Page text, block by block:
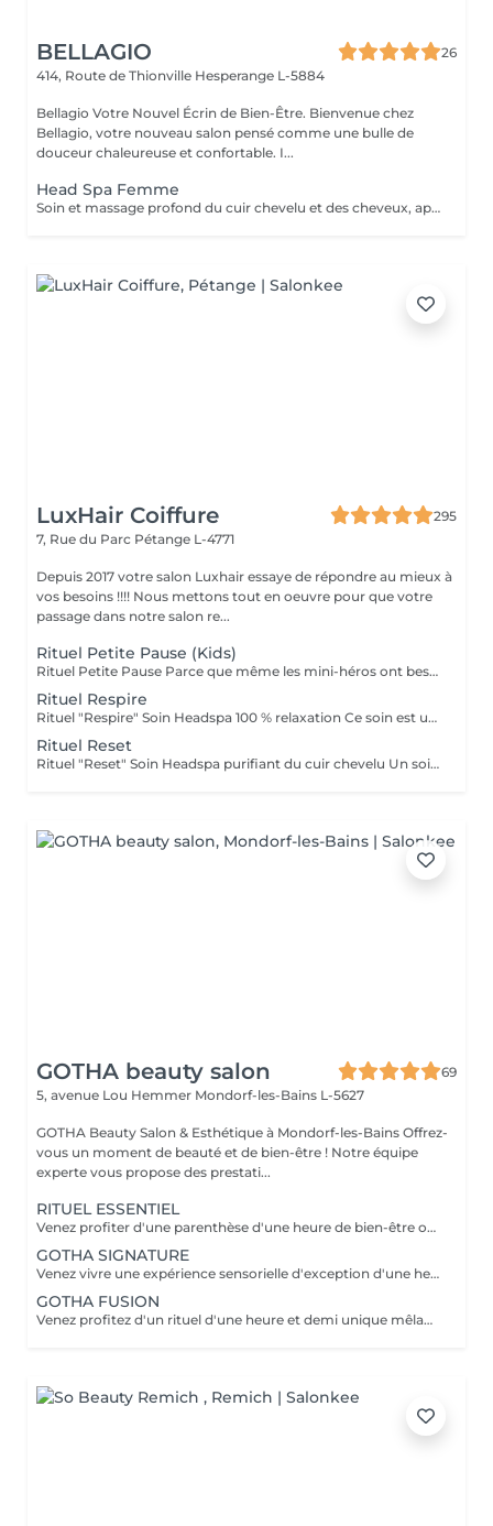
BELLAGIO
26
414, Route de Thionville Hesperange L-5884
Bellagio Votre Nouvel Écrin de Bien-Être. Bienvenue chez
Bellagio, votre nouveau salon pensé comme une bulle de
douceur chaleureuse et confortable. I...
Head Spa Femme
Soin et massage profond du cuir chevelu et des cheveux, après le soins un brushing ou séchage naturelle .
LuxHair Coiffure
295
7, Rue du Parc Pétange L-4771
Depuis 2017 votre salon Luxhair essaye de répondre au mieux à
vos besoins !!!! Nous mettons tout en oeuvre pour que votre
passage dans notre salon re...
Rituel Petite Pause (Kids)
Rituel Petite Pause Parce que même les mini-héros ont besoin de souffler ! Un moment tout doux pour que les enfants apprennent à se poser, se détendre et dire bye-bye au stress (même petit !). Avec un massage câlin du cuir chevelu, des papouilles légères et un soin tout frais pour des cheveux qui sentent bon la liberté. Un soin rigolo et relax, parfait pour que les petits se sentent comme des champions du chill ! Bienfaits : détente garantie, cuir chevelu tout propre, et surtout, plein de sourires ! Durée : 45 min Séchage naturel offert en fin de soin.
Rituel Respire
Rituel "Respire" Soin Headspa 100 % relaxation Ce soin est une invitation à lâcher prise. À travers un massage crânien lent, fluide et profond, les tensions accumulées s'évanouissent, les pensées s'apaisent, le corps se relâche. La gestuelle est inspirée des techniques japonaises de relaxation, pour favoriser la circulation et éveiller une sensation de calme intérieur immédiat. Bienfaits : apaisement du système nerveux, relâchement musculaire, sensation de légèreté mentale. 1h15 brushing ou séchage naturel offert en fin de soin.
Rituel Reset
Rituel "Reset" Soin Headspa purifiant du cuir chevelu Un soin pensé comme un redémarrage. Grâce à une gestuelle précise et des produits détoxifiants, ce rituel libère le cuir chevelu des toxines, impuretés et excès de sébum. Il relance la microcirculation, apporte une vraie sensation de fraîcheur et rééquilibre le terrain capillaire. Idéal pour retrouver un cuir chevelu sain et réactiver la vitalité naturelle des cheveux. Bienfaits : nettoyage profond, sensation de légèreté, meilleure oxygénation, base saine pour la repousse. 1h30 Diagnostic personnalisé + brushing ou séchage naturel inclus.
GOTHA beauty salon
69
5, avenue Lou Hemmer Mondorf-les-Bains L-5627
GOTHA Beauty Salon & Esthétique à Mondorf-les-Bains Offrez-
vous un moment de beauté et de bien-être ! Notre équipe
experte vous propose des prestati...
RITUEL ESSENTIEL
Venez profiter d'une parenthèse d'une heure de bien-être où cuir chevelu et cheveux sont sublimés grâce à des soins personnalisés. Laissez-vous guider dans une première immersion douce et profondément relaxante.
GOTHA SIGNATURE
Venez vivre une expérience sensorielle d'exception d'une heure et demi, où chaque geste vous enveloppe dans un lâcher-prise absolu. Laissez-vous porter par un rituel profond, alliant détente, raffinement et évasion.
GOTHA FUSION
Venez profitez d'un rituel d'une heure et demi unique mêlant head spa et soin du visage pour une harmonie parfaite entre éclat et relaxation. Laissez-vous transporter dans une expérience enveloppante, où le corps et l'esprit se relâchent pleinement.